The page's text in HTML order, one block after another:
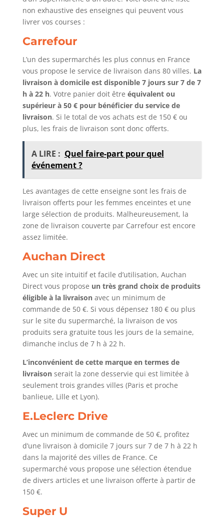
non exhaustive des enseignes qui peuvent vous
livrer vos courses :
Carrefour
L’un des supermarchés les plus connus en France
vous propose le service de livraison dans 80 villes. La
livraison à domicile est disponible 7 jours sur 7 de 7
h à 22 h. Votre panier doit être équivalent ou
supérieur à 50 € pour bénéficier du service de
livraison. Si le total de vos achats est de 150 € ou
plus, les frais de livraison sont donc offerts.
A LIRE : Quel faire-part pour quel
événement ?
Les avantages de cette enseigne sont les frais de
livraison offerts pour les femmes enceintes et une
large sélection de produits. Malheureusement, la
zone de livraison couverte par Carrefour est encore
assez limitée.
Auchan Direct
Avec un site intuitif et facile d’utilisation, Auchan
Direct vous propose un très grand choix de produits
éligible à la livraisonavec un minimum de
commande de 50 €. Si vous dépensez 180 € ou plus
sur le site du supermarché, la livraison de vos
produits sera gratuite tous les jours de la semaine,
dimanche inclus de 7 h à 22 h.
L’inconvénient de cette marque en termes de
livraison serait la zone desservie qui est limitée à
seulement trois grandes villes (Paris et proche
banlieue, Lille et Lyon).
E.Leclerc Drive
Avec un minimum de commande de 50 €, profitez
d’une livraison à domicile 7 jours sur 7 de 7 h à 22 h
dans la majorité des villes de France. Ce
supermarché vous propose une sélection étendue
de divers articles et une livraison offerte à partir de
150 €.
Super U